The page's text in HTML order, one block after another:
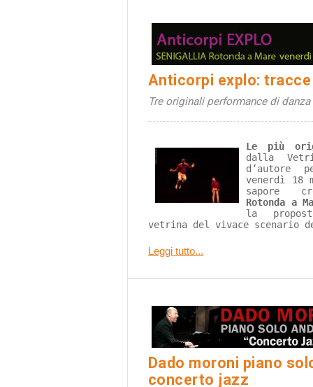
Anticorpi explo:
Tre originali performance di
Le più
dalla
d’autore
venerdì 18
sapore
Rotonda a
la
vetrina del vivace scenario
Leggi tutto...
Dado moroni piano
concerto jazz